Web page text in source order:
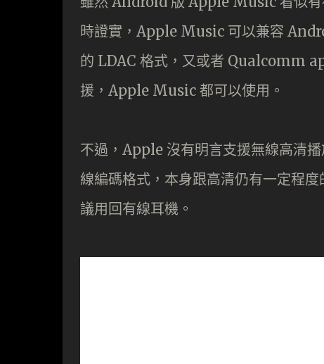
時證實，Apple Music 可以兼容
的 LDAC 格式，又或者 Qualcomm
援，Apple Music 都可以使用。
不過，Apple 沒有明言支援無線高清
線編碼格式，本身跟高清仍有一定程
議用回有線耳機。